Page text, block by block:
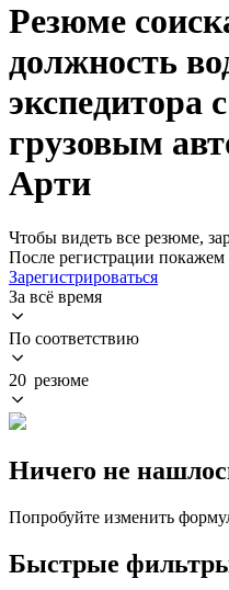
Резюме
должность
экспедитора
грузовым
Арти
Чтобы видеть все резюме,
После регистрации
Зарегистрироваться
За всё время
По соответствию
20 резюме
Ничего не
Попробуйте изменить
Быстрые